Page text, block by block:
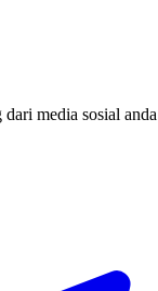
media sosial anda